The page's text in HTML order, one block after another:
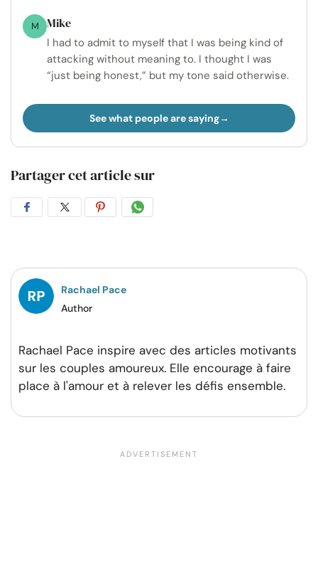
M Mike
I had to admit to myself that I was being kind of
attacking without meaning to. I thought I was
“just being honest,” but my tone said otherwise.
See what people are saying
Partager cet article sur
PartagerPartagerPartagerPartager
Rachael Pace
Author
Rachael Pace inspire avec des articles motivants
sur les couples amoureux. Elle encourage à faire
place à l'amour et à relever les défis ensemble.